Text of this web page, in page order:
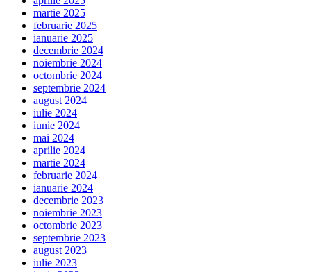
martie 2025
februarie 2025
ianuarie 2025
decembrie 2024
noiembrie 2024
octombrie 2024
septembrie 2024
august 2024
iulie 2024
iunie 2024
mai 2024
aprilie 2024
martie 2024
februarie 2024
ianuarie 2024
decembrie 2023
noiembrie 2023
octombrie 2023
septembrie 2023
august 2023
iulie 2023